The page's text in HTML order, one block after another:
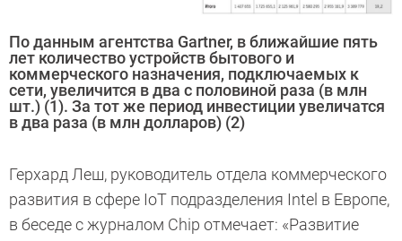
По данным агентства Gartner, в ближайшие пять
лет количество устройств бытового и
коммерческого назначения, подключаемых к
сети, увеличится в два с половиной раза (в млн
шт.) (1). За тот же период инвестиции увеличатся
в два раза (в млн долларов) (2)
Герхард Леш, руководитель отдела коммерческого
развития в сфере IoT подразделения Intel в Европе,
в беседе с журналом Chip отмечает: «Развитие